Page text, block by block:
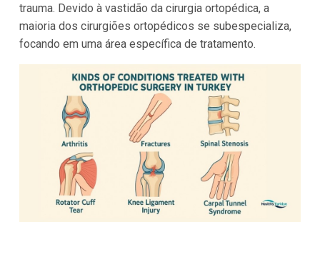
trauma. Devido à vastidão da cirurgia ortopédica, a
maioria dos cirurgiões ortopédicos se subespecializa,
focando em uma área específica de tratamento.